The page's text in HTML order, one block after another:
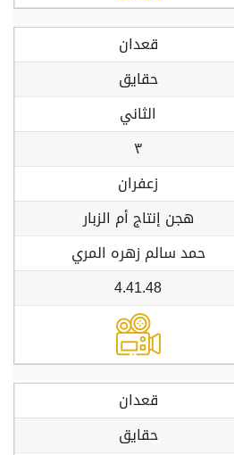
قعدان
حقايق
الثاني
٣
زعفران
هجن إنتاج أم الزبار
حمد سالم زهره المري
4.41.48
قعدان
حقايق